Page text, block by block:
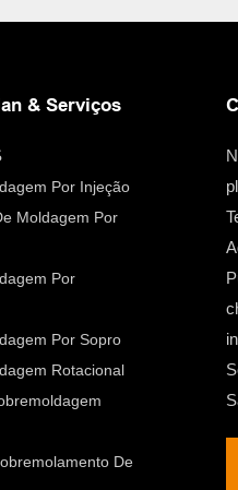
& Serviços
Por Injeção
Moldagem Por
Por
Por Sopro
Rotacional
De